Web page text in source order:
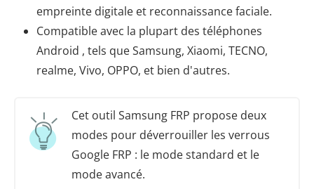
empreinte digitale et reconnaissance faciale.
Compatible avec la plupart des téléphones
Android , tels que Samsung, Xiaomi, TECNO,
realme, Vivo, OPPO, et bien d'autres.
Cet outil Samsung FRP propose deux
modes pour déverrouiller les verrous
Google FRP : le mode standard et le
mode avancé.